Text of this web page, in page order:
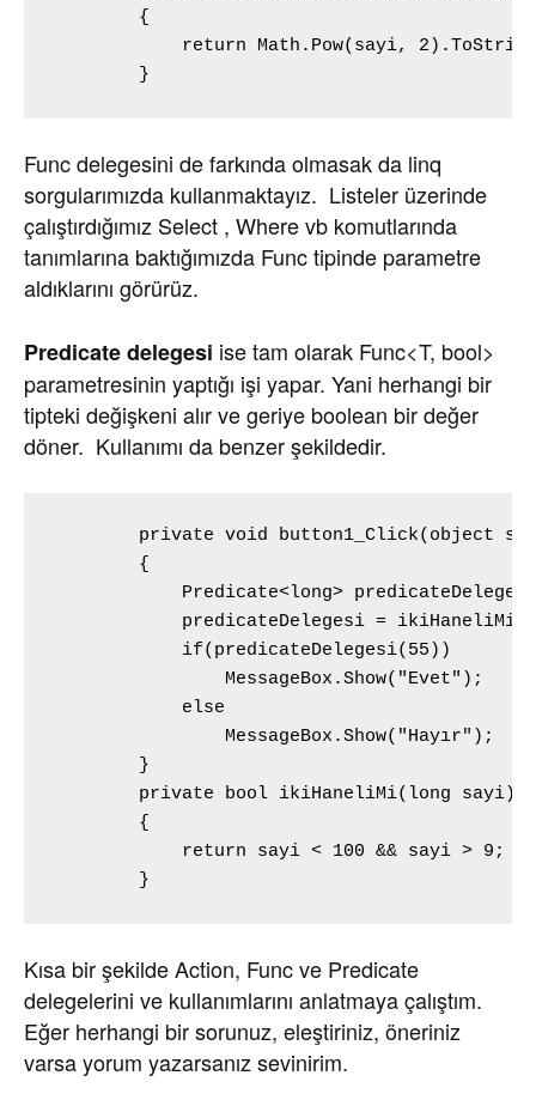
        {
return Math.Pow(sayi,
        }
Func delegesini de farkında olmasak da linq
sorgularımızda kullanmaktayız. Listeler üzerinde
çalıştırdığımız Select , Where vb komutlarında
tanımlarına baktığımızda Func tipinde parametre
aldıklarını görürüz.
Predicate delegesi ise tam olarak Func<T, bool>
parametresinin yaptığı işi yapar. Yani herhangi bir
tipteki değişkeni alır ve geriye boolean bir değer
döner. Kullanımı da benzer şekildedir.
private void button1_Click(object
        {
Predicate<long>
            predicateDelegesi = ikiHaneliMi;
            if(predicateDelegesi(55))
                MessageBox.Show("Evet");
            else
                MessageBox.Show("Hayır");
        }
        private bool ikiHaneliMi(long sayi)
        {
            return sayi < 100 && sayi > 9;
        }
Kısa bir şekilde Action, Func ve Predicate
delegelerini ve kullanımlarını anlatmaya çalıştım.
Eğer herhangi bir sorunuz, eleştiriniz, öneriniz
varsa yorum yazarsanız sevinirim.